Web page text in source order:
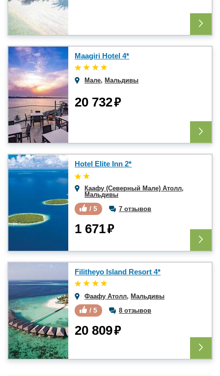
Maagiri Hotel 4*
Мале, Мальдивы
20 732₽
Hotel Elite Inn 2*
Каафу (Северный Мале) Атолл,
Мальдивы
/ 5 7 отзывов
1 671₽
Filitheyo Island Resort 4*
Фаафу Атолл, Мальдивы
/ 5 8 отзывов
20 809₽